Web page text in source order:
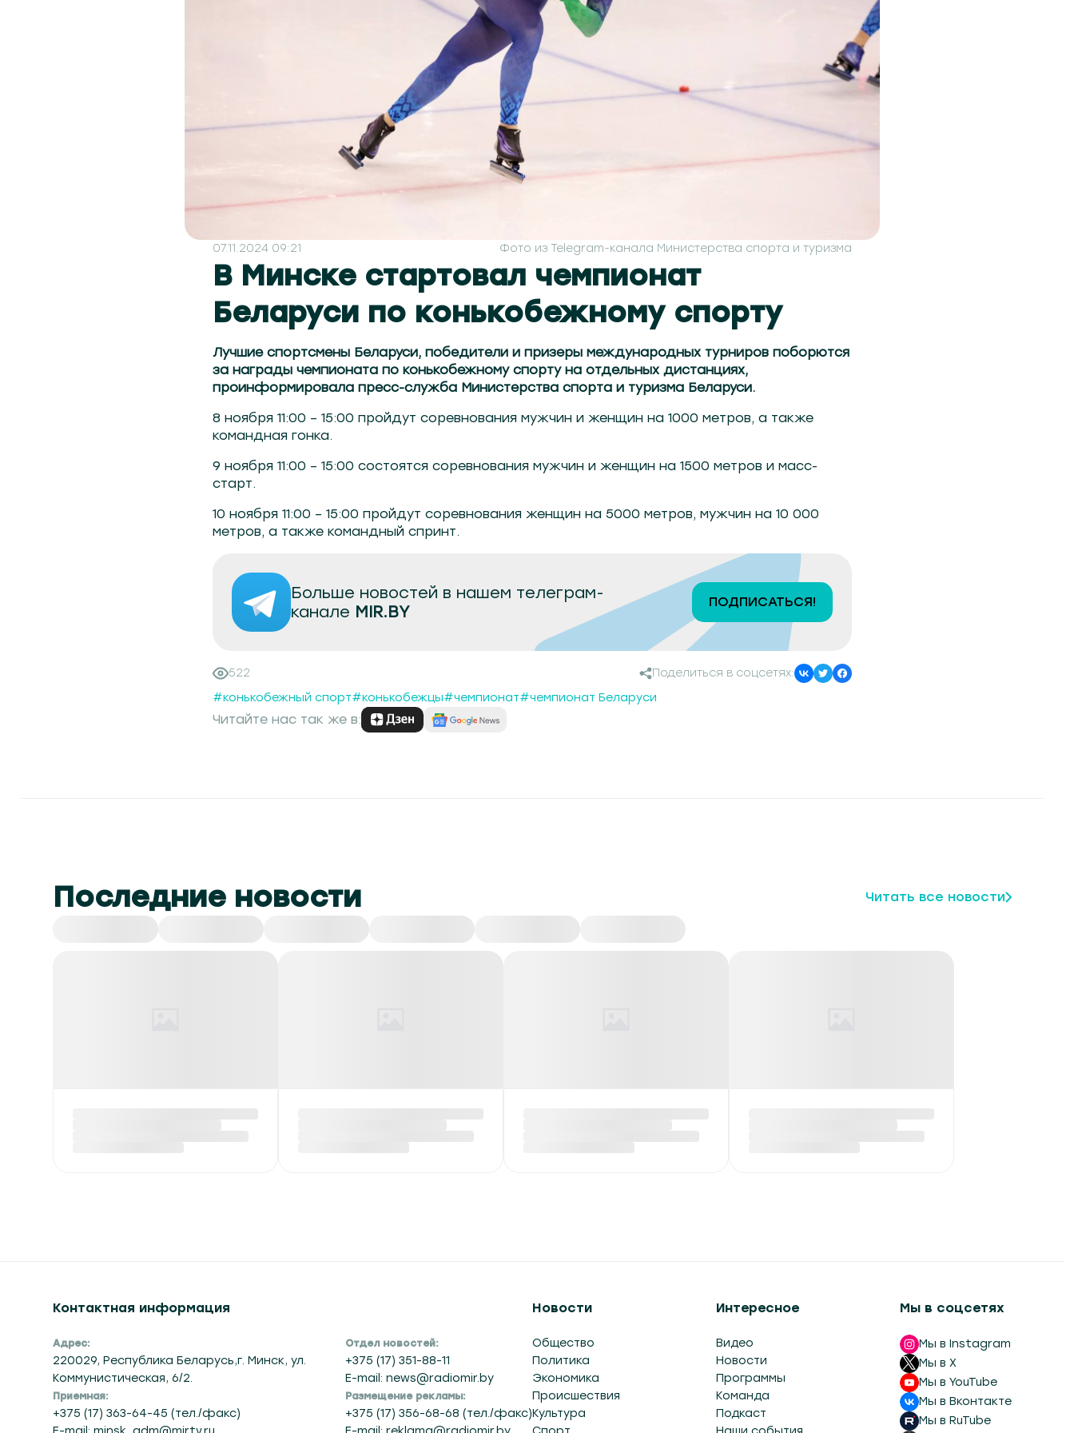
07.11.2024 09:21 Фото из Telegram-канала Министерства спорта и туризма
В Минске стартовал чемпионат
Беларуси по конькобежному спорту
Лучшие спортсмены Беларуси, победители и призеры международных турниров поборются
за награды чемпионата по конькобежному спорту на отдельных дистанциях,
проинформировала пресс-служба Министерства спорта и туризма Беларуси.
8 ноября 11:00 – 15:00 пройдут соревнования мужчин и женщин на 1000 метров, а также
командная гонка.
9 ноября 11:00 – 15:00 состоятся соревнования мужчин и женщин на 1500 метров и масс-
старт.
10 ноября 11:00 – 15:00 пройдут соревнования женщин на 5000 метров, мужчин на 10 000
метров, а также командный спринт.
Больше новостей в нашем телеграм-
канале MIR.BY ПОДПИСАТЬСЯ!
522
Поделиться в соцсетях:
#конькобежный спорт#конькобежцы#чемпионат#чемпионат Беларуси
Читайте нас так же в:
Последние новости Читать все новости
Красный уровень
В Беларуси обнулены
ДТП на Гомельщине:
ФОТО: Пернатые
Контактная информация
Адрес:
220029, Республика Беларусь,г. Минск, ул.
Коммунистическая, 6/2.
Отдел новостей:
+375 (17) 351-88-11
E-mail: news@radiomir.by
Новости
Общество
Политика
Экономика
Интересное
Видео
Новости
Программы
Мы в соцсетях
Мы в Instagram
Мы в X
Мы в YouTube